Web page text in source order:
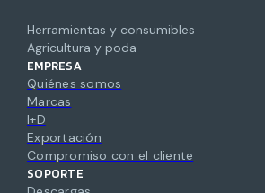
Herramientas y consumibles
Agricultura y poda
EMPRESA
Quiénes somos
Marcas
I+D
Exportación
Compromiso con el cliente
SOPORTE